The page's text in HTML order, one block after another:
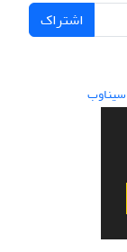
اشتراک
سیناوب